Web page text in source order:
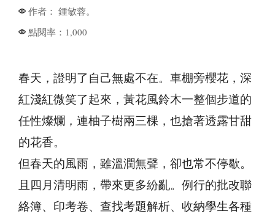
作者： 鍾敏蓉。
點閱率： 1,000
春天，證明了自己無處不在。車棚旁櫻花，深
紅淺紅微笑了起來，黃花風鈴木一整個步道的
任性燦爛，連柚子樹兩三棵，也搶著透露甘甜
的花香。
但春天的風雨，雖溫潤無聲，卻也常不停歇。
且四月清明雨，帶來更多紛亂。例行的批改聯
絡簿、印考卷、查找考題解析、收納學生各種